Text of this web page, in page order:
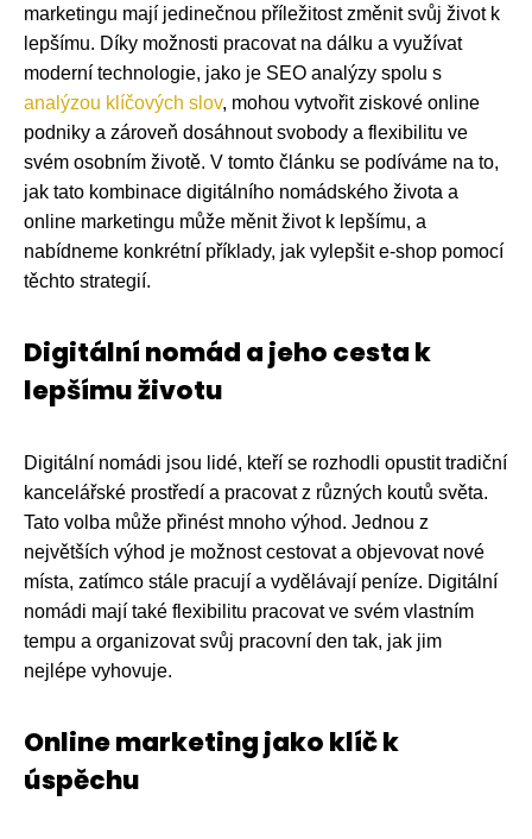
marketingu mají jedinečnou příležitost změnit svůj život k
lepšímu. Díky možnosti pracovat na dálku a využívat
moderní technologie, jako je SEO analýzy spolu s
analýzou klíčových slov, mohou vytvořit ziskové online
podniky a zároveň dosáhnout svobody a flexibilitu ve
svém osobním životě. V tomto článku se podíváme na to,
jak tato kombinace digitálního nomádského života a
online marketingu může měnit život k lepšímu, a
nabídneme konkrétní příklady, jak vylepšit e-shop pomocí
těchto strategií.
Digitální nomád a jeho cesta k
lepšímu životu
Digitální nomádi jsou lidé, kteří se rozhodli opustit tradiční
kancelářské prostředí a pracovat z různých koutů světa.
Tato volba může přinést mnoho výhod. Jednou z
největších výhod je možnost cestovat a objevovat nové
místa, zatímco stále pracují a vydělávají peníze. Digitální
nomádi mají také flexibilitu pracovat ve svém vlastním
tempu a organizovat svůj pracovní den tak, jak jim
nejlépe vyhovuje.
Online marketing jako klíč k
úspěchu